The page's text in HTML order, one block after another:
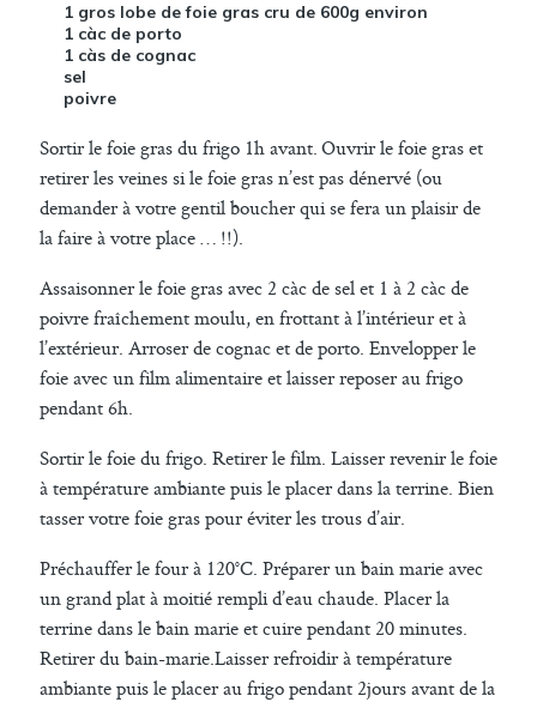
1 gros lobe de foie gras cru de 600g environ
1 càc de porto
1 càs de cognac
sel
poivre
Sortir le foie gras du frigo 1h avant. Ouvrir le foie gras et
retirer les veines si le foie gras n’est pas dénervé (ou
demander à votre gentil boucher qui se fera un plaisir de
la faire à votre place … !!).
Assaisonner le foie gras avec 2 càc de sel et 1 à 2 càc de
poivre fraîchement moulu, en frottant à l’intérieur et à
l’extérieur. Arroser de cognac et de porto. Envelopper le
foie avec un film alimentaire et laisser reposer au frigo
pendant 6h.
Sortir le foie du frigo. Retirer le film. Laisser revenir le foie
à température ambiante puis le placer dans la terrine. Bien
tasser votre foie gras pour éviter les trous d’air.
Préchauffer le four à 120°C. Préparer un bain marie avec
un grand plat à moitié rempli d’eau chaude. Placer la
terrine dans le bain marie et cuire pendant 20 minutes.
Retirer du bain-marie.Laisser refroidir à température
ambiante puis le placer au frigo pendant 2jours avant de la